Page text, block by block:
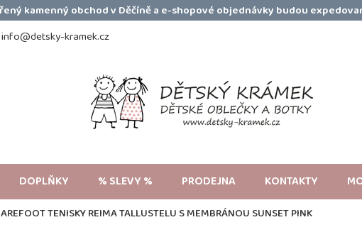
kamenný obchod v Děčíně a e-shopové objednávky budou
info@detsky-kramek.cz
DOPLŇKY % SLEVY % PRODEJNA KONTAKTY
TENISKY REIMA TALLUSTELU S MEMBRÁNOU SUNSET PINK